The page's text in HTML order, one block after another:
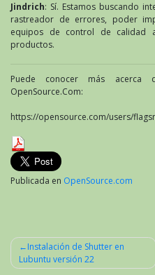
Jindrich: Sí. Estamos buscando
rastreador de errores, poder
equipos de control de calidad
productos.
Puede conocer más
OpenSource.Com:
https://opensource.com/users/
Publicada en OpenSource.com
Navegación
Instalación de Shutter en
Lubuntu versión 22